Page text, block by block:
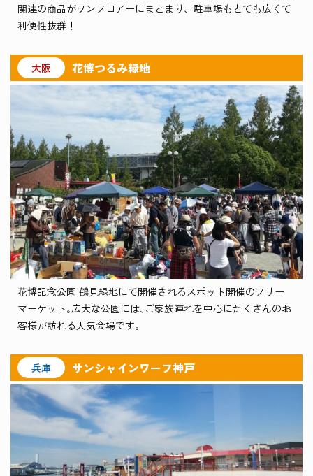
関連の商品がワンフロアーにまとまり、駐車場もとても広くて
利便性抜群！
大阪 花博つるみ緑地
花博記念公園 鶴見緑地にて開催されるスポット開催のフリー
マーケット｡広大な公園には､ご家族連れを中心にたくさんのお
客様が訪れる人気会場です｡
兵庫 サンシャインワーフ神戸